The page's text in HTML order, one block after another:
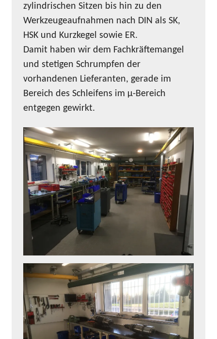
zylindrischen Sitzen bis hin zu den
Werkzeugeaufnahmen nach DIN als SK,
HSK und Kurzkegel sowie ER.
Damit haben wir dem Fachkräftemangel
und stetigen Schrumpfen der
vorhandenen Lieferanten, gerade im
Bereich des Schleifens im µ-Bereich
entgegen gewirkt.